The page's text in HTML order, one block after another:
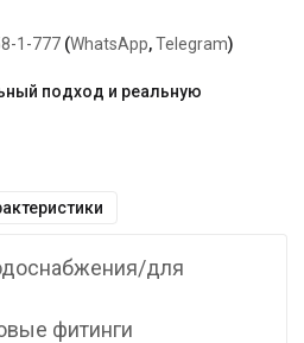
1-777 (WhatsApp,Telegram)
подход и реальную
для
фитинги